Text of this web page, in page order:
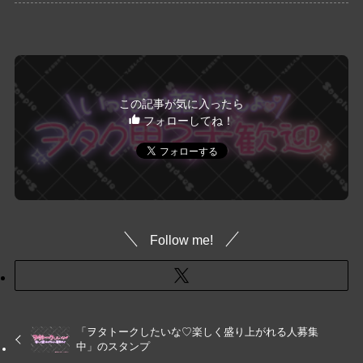
この記事が気に入ったら
フォローしてね！
Follow me!
「ヲタトークしたいな♡楽しく盛り上がれる人募集
中」のスタンプ